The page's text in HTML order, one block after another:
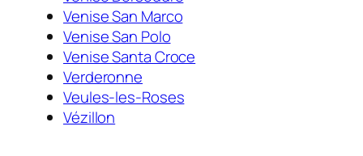
Venise San Marco
Venise San Polo
Venise Santa Croce
Verderonne
Veules-les-Roses
Vézillon